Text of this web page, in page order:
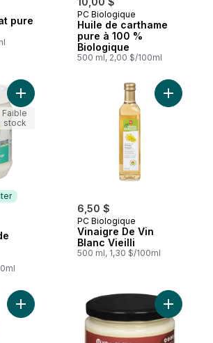
pure
Abonner et mériter
PC Biologique
Huile de carthame
pure à 100 %
Biologique
500 ml, 2,00 $/100ml
Ajouter Huile de noix de coco vierge
Faible
stock
6,50 $
PC Biologique
Vinaigre De Vin
Blanc Vieilli
500 ml, 1,30 $/100ml
Ajouter
Ajouter Vinaigre balsamique biologique
Ajouter